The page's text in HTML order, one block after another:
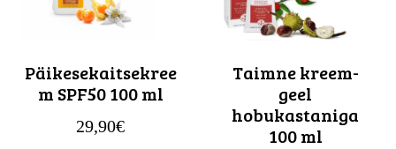
Päikesekaitsekree
m SPF50 100 ml
€
29,90
Taimne kreem-
geel
hobukastaniga
100 ml